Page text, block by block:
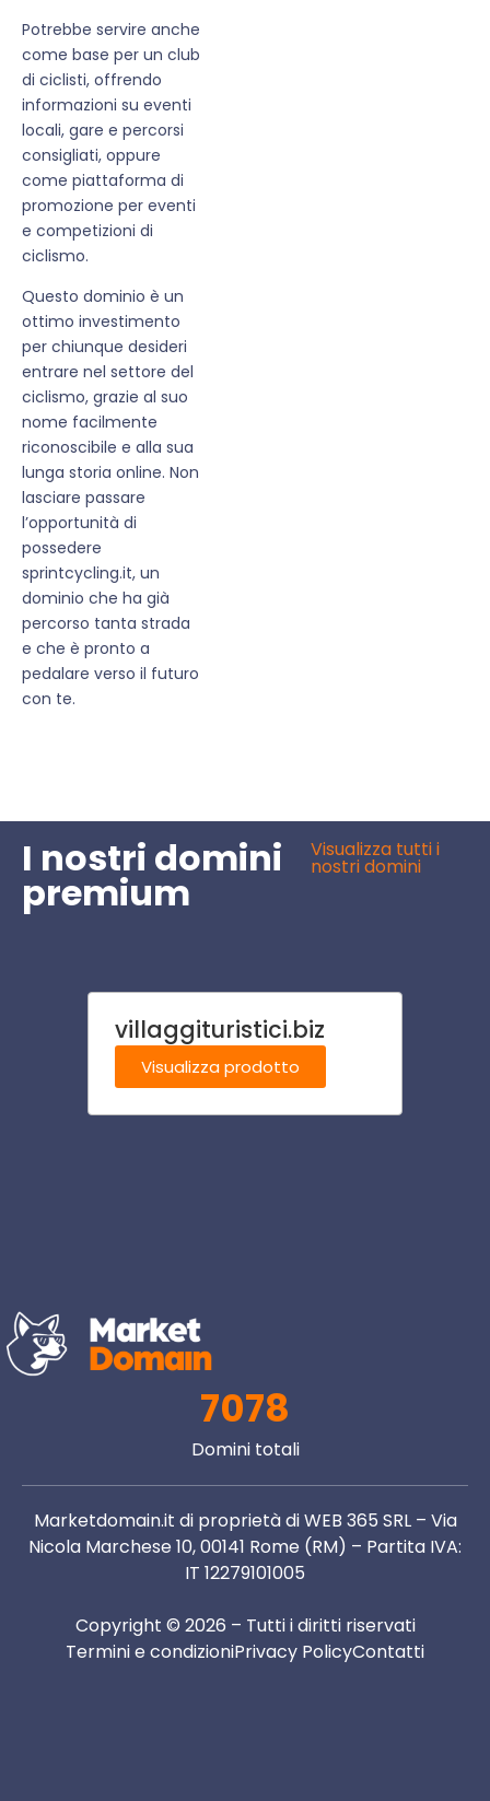
Potrebbe servire anche
come base per un club
di ciclisti, offrendo
informazioni su eventi
locali, gare e percorsi
consigliati, oppure
come piattaforma di
promozione per eventi
e competizioni di
ciclismo.
Questo dominio è un
ottimo investimento
per chiunque desideri
entrare nel settore del
ciclismo, grazie al suo
nome facilmente
riconoscibile e alla sua
lunga storia online. Non
lasciare passare
l’opportunità di
possedere
sprintcycling.it, un
dominio che ha già
percorso tanta strada
e che è pronto a
pedalare verso il futuro
con te.
I nostri domini
premium
Visualizza tutti i
nostri domini
villaggituristici.biz
Visualizza prodotto
7078
Domini totali
Marketdomain.it di proprietà di WEB 365 SRL – Via
Nicola Marchese 10, 00141 Rome (RM) – Partita IVA:
IT 12279101005
Copyright © 2026 – Tutti i diritti riservati
Termini e condizioniPrivacy PolicyContatti